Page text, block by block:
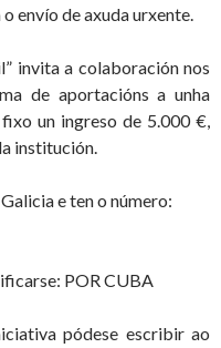
envío de axuda urxente.
invita a colaboración nos
de aportacións a unha
un ingreso de 5.000 €,
institución.
e ten o número:
POR CUBA
pódese escribir ao